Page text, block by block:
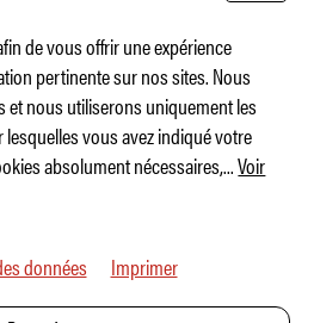
de vous offrir une expérience
pertinente sur nos sites. Nous
et nous utiliserons uniquement les
vous avez indiqué votre
absolument nécessaires,...Voir
données Imprimer